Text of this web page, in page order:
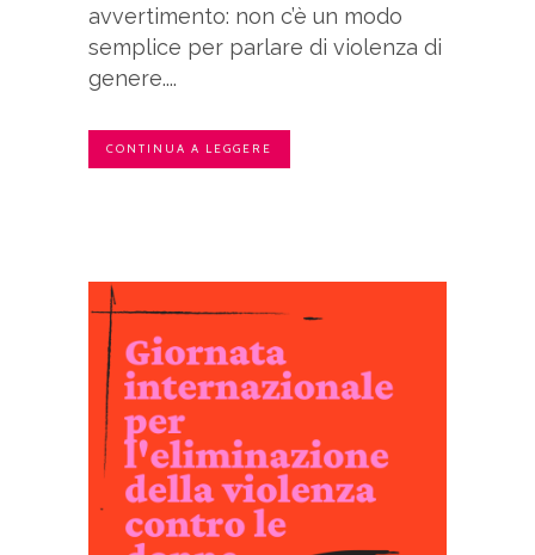
avvertimento: non c’è un modo
semplice per parlare di violenza di
genere....
CONTINUA A LEGGERE